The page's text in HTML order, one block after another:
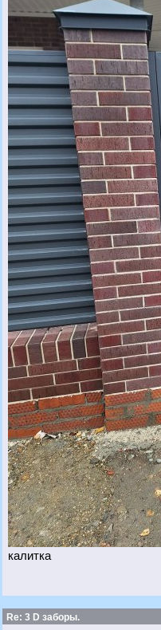
калитка
Re: 3 D заборы.